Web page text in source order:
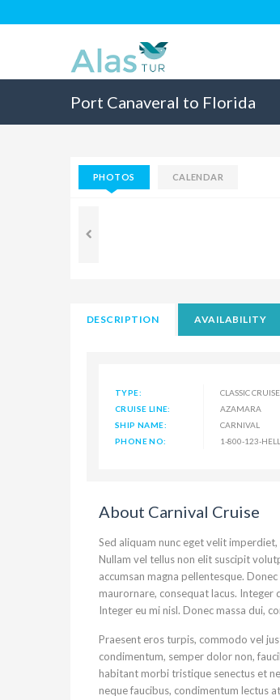
Port Canaveral to Florida
PHOTOS CALENDAR
DESCRIPTION AVAILABILITY
TYPE:
CLASSIC
CRUISE LINE:
AZAMARA
SHIP NAME:
CARNIVAL
PHONE NO:
1-800-123-
About Carnival Cruise
Sed aliquam nunc eget velit
Nullam vel tellus non elit suscipit
accumsan magna pellentesque.
maurornare, consequat lacus. Integer
Integer eu mi nisl. Donec massa dui,
Praesent eros turpis, commodo vel
condimentum, semper dolor non,
habitant morbi tristique senectus et
neque faucibus, condimentum lectus